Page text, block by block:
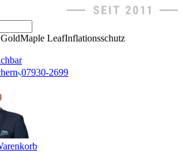
GoldMaple LeafInflationsschutz
07930-2699